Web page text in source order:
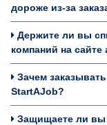
дороже из-за
Держите ли вы
компаний на
Зачем
StartAJob?
Защищаете ли вы